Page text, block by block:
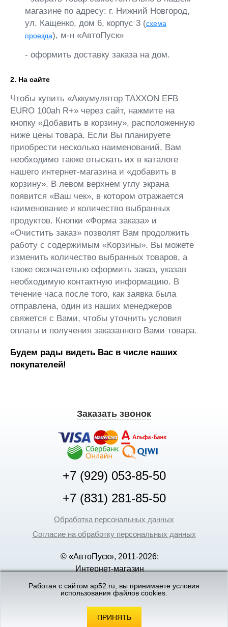
магазине по адресу: г. Нижний Новгород,
ул. Кащенко, дом 6, корпус 3 (схема
проезда), м-н «АвтоПуск»
- оформить доставку заказа на дом.
2. На сайте
Чтобы купить «Аккумулятор TAXXON EFB
EURO 100ah R+» через сайт, нажмите на
кнопку «Добавить в корзину», расположенную
ниже цены товара. Если Вы планируете
приобрести несколько наименований, Вам
необходимо также отыскать их в каталоге
нашего интернет-магазина и «добавить в
корзину». В левом верхнем углу экрана
появится «Ваш чек», в котором отражается
наименование и количество выбранных
продуктов. Кнопки «Форма заказа» и
«Очистить заказ» позволят Вам продолжить
работу с содержимым «Корзины». Вы можете
изменить количество выбранных товаров, а
также окончательно оформить заказ, указав
необходимую контактную информацию. В
течение часа после того, как заявка была
отправлена, один из наших менеджеров
свяжется с Вами, чтобы уточнить условия
оплаты и получения заказанного Вами товара.
Будем рады видеть Вас в числе наших
покупателей!
Заказать звонок
+7 (929) 053-85-50
+7 (831) 281-85-50
Обработка персональных данных
Согласие на обработку персональных данных
© «АвтоПуск», 2011-2026:
Интернет-магазин
Новгороде
интернет-магазинов
Работая с сайтом ap52.ru, вы принимаете условия
использования файлов cookies.
ПРИНЯТЬ